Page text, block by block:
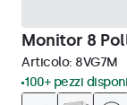
Monitor 8
Articolo: 8VG7M
100+ pezzi